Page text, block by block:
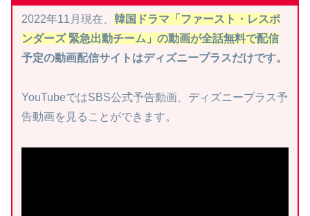
2022年11月現在、 韓国ドラマ「ファースト・レスポ
ンダーズ 緊急出動チーム」の動画が全話無料で配信
予定の動画配信サイトはディズニープラスだけです。
YouTubeではSBS公式予告動画、ディズニープラス予
告動画を見ることができます。